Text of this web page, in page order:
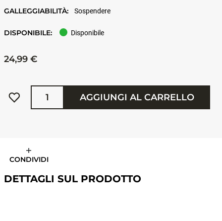
GALLEGGIABILITÀ: Sospendere
DISPONIBILE: Disponibile
24,99 €
Quantità
AGGIUNGI AL CARRELLO
CONDIVIDI
DETTAGLI SUL PRODOTTO